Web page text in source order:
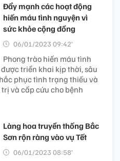
Đẩy mạnh các hoạt động
hiến máu tình nguyện vì
sức khỏe cộng đồng
06/01/2023 09:42’
Phong trào hiến máu tình
triển khai kịp thời, sâu
phục tình trạng thiếu và
và cấp cứu cho bệnh
Làng hoa truyền thống Bắc
Sơn rộn ràng vào vụ Tết
06/01/2023 08:58’